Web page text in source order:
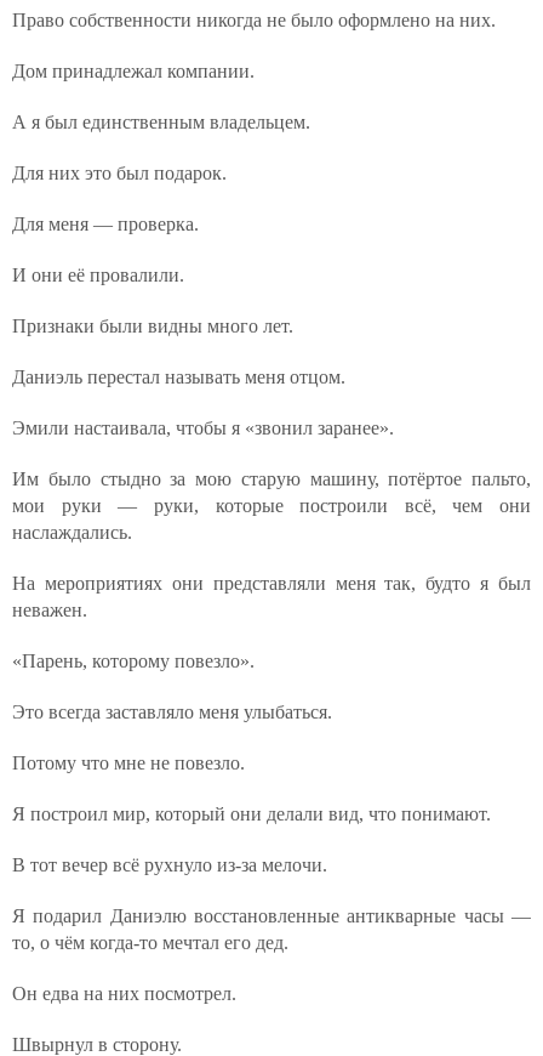
Право собственности никогда не было оформлено на них.
Дом принадлежал компании.
А я был единственным владельцем.
Для них это был подарок.
Для меня — проверка.
И они её провалили.
Признаки были видны много лет.
Даниэль перестал называть меня отцом.
Эмили настаивала, чтобы я «звонил заранее».
Им было стыдно за мою старую машину, потёртое пальто,
мои руки — руки, которые построили всё, чем они
наслаждались.
На мероприятиях они представляли меня так, будто я был
неважен.
«Парень, которому повезло».
Это всегда заставляло меня улыбаться.
Потому что мне не повезло.
Я построил мир, который они делали вид, что понимают.
В тот вечер всё рухнуло из-за мелочи.
Я подарил Даниэлю восстановленные антикварные часы —
то, о чём когда-то мечтал его дед.
Он едва на них посмотрел.
Швырнул в сторону.